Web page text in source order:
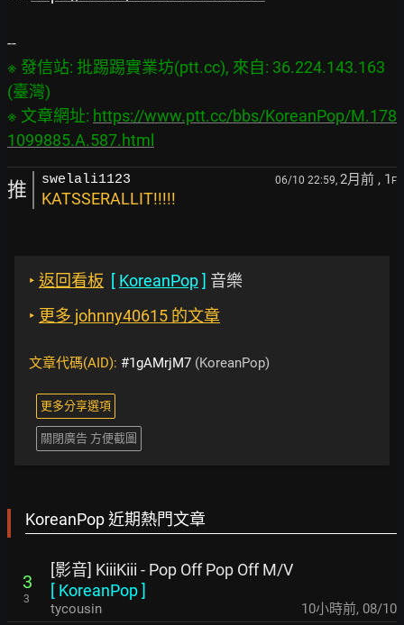
※ 發信站: 批踢踢實業坊(ptt.cc), 來自: 36.224.143.163
(臺灣)
※ 文章網址: https://www.ptt.cc/bbs/KoreanPop/M.178
1099885.A.587.html
推 swelali1123 06/10 22:59, 2月前 , 1 F
KATSSERALLIT!!!!!
‣ 返回看板 [ KoreanPop] 音樂
‣ 更多 johnny40615 的文章
文章代碼(AID): #1gAMrjM7 (KoreanPop)
更多分享選項
關閉廣告 方便截圖
KoreanPop 近期熱門文章
3
3
[影音] KiiiKiii - Pop Off Pop Off M/V
[ KoreanPop]
tycousin 10小時前, 08/10